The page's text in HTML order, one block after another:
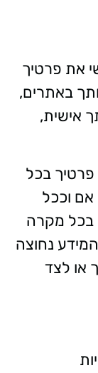
את פרטיך
באתרים,
אישית,
בכל
וככל
בכל מקרה
נחוצה
או לצד